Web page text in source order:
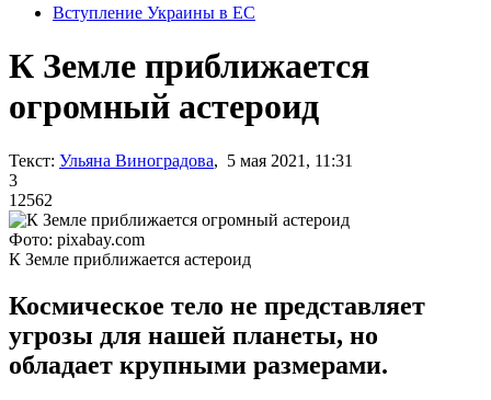
Вступление Украины в ЕС
К Земле приближается
огромный астероид
Текст: Ульяна Виноградова, 5 мая 2021, 11:31
3
12562
Фото: pixabay.com
К Земле приближается астероид
Космическое тело не представляет
угрозы для нашей планеты, но
обладает крупными размерами.